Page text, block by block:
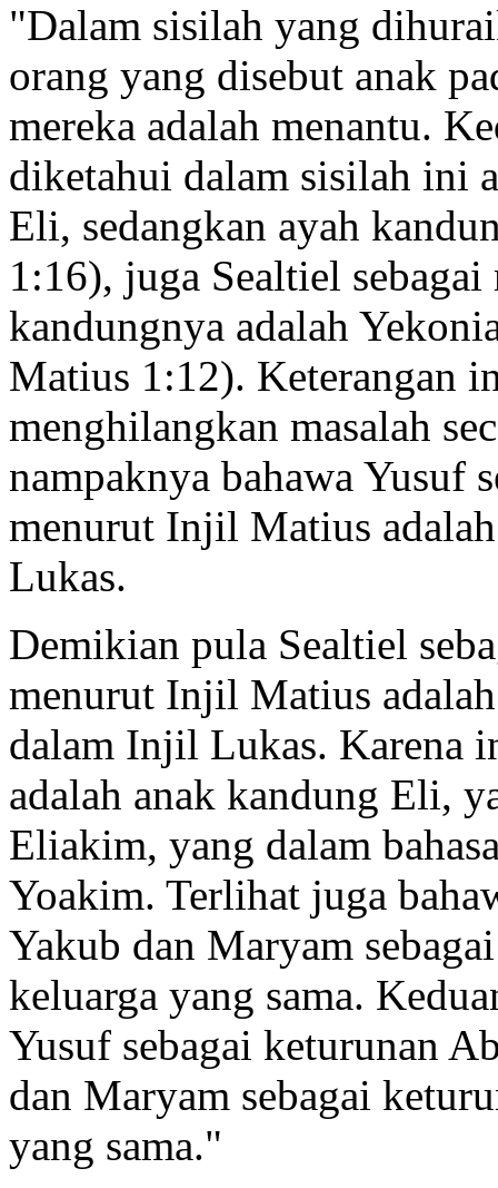
"Dalam sisilah yang
orang yang disebut anak
mereka adalah menantu.
diketahui dalam sisilah ini
Eli, sedangkan ayah
1:16), juga Sealtiel
kandungnya adalah
Matius 1:12). Keterangan
menghilangkan masalah
nampaknya bahawa Yusuf
menurut Injil Matius
Lukas.
Demikian pula Sealtiel
menurut Injil Matius
dalam Injil Lukas. Karena
adalah anak kandung Eli,
Eliakim, yang dalam
Yoakim. Terlihat juga
Yakub dan Maryam
keluarga yang sama.
Yusuf sebagai keturunan
dan Maryam sebagai
yang sama."